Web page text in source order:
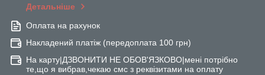
Детальніше
Оплата на рахунок
Накладений платіж (передоплата 100 грн)
На карту|ДЗВОНИТИ НЕ ОБОВ'ЯЗКОВО|мені потрібно
те,що я вибрав,чекаю смс з реквізитами на оплату